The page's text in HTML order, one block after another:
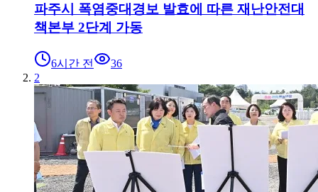
파주시 폭염중대경보 발효에 따른 재난안전대
책본부 2단계 가동
6시간 전
36
2